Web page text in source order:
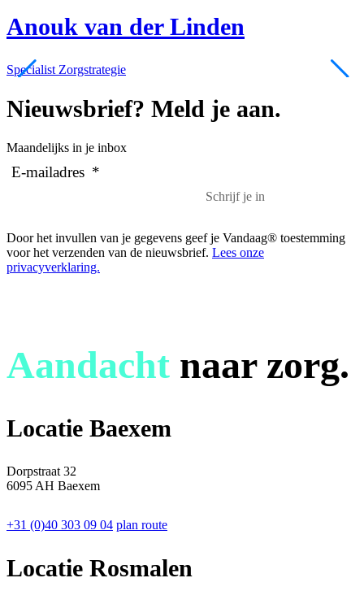
Anouk van der Linden
Specialist Zorgstrategie
Nieuwsbrief? Meld je aan.
Maandelijks in je inbox
E-mailadres *
Door het invullen van je gegevens geef je Vandaag® toestemming
voor het verzenden van de nieuwsbrief. Lees onze
privacyverklaring.
Aandacht naar zorg.
Locatie Baexem
Dorpstraat 32
6095 AH Baexem
+31 (0)40 303 09 04 plan route
Locatie Rosmalen